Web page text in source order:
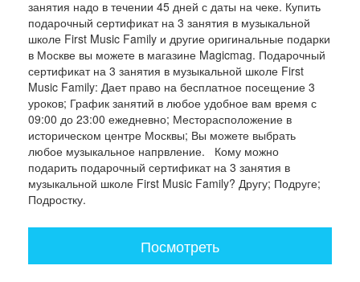
занятия надо в течении 45 дней с даты на чеке. Купить
подарочный сертификат на 3 занятия в музыкальной
школе First Music Family и другие оригинальные подарки
в Москве вы можете в магазине Magicmag. Подарочный
сертификат на 3 занятия в музыкальной школе First
Music Family: Дает право на бесплатное посещение 3
уроков; График занятий в любое удобное вам время с
09:00 до 23:00 ежедневно; Месторасположение в
историческом центре Москвы; Вы можете выбрать
любое музыкальное напрвление. Кому можно
подарить подарочный сертификат на 3 занятия в
музыкальной школе First Music Family? Другу; Подруге;
Подростку.
Посмотреть